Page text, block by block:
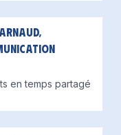
en temps partagé